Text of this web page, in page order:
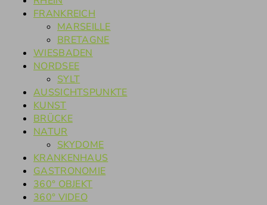
FRANKREICH
MARSEILLE
BRETAGNE
WIESBADEN
NORDSEE
SYLT
AUSSICHTSPUNKTE
KUNST
BRÜCKE
NATUR
SKYDOME
KRANKENHAUS
GASTRONOMIE
360° OBJEKT
360° VIDEO